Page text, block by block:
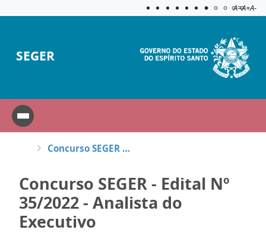
Aplicar
A=A+A-
SEGER
Concurso SEGER - Edital Nº 35/2022 - Analista do Executivo
Concurso SEGER - Edital Nº
35/2022 - Analista do
Executivo